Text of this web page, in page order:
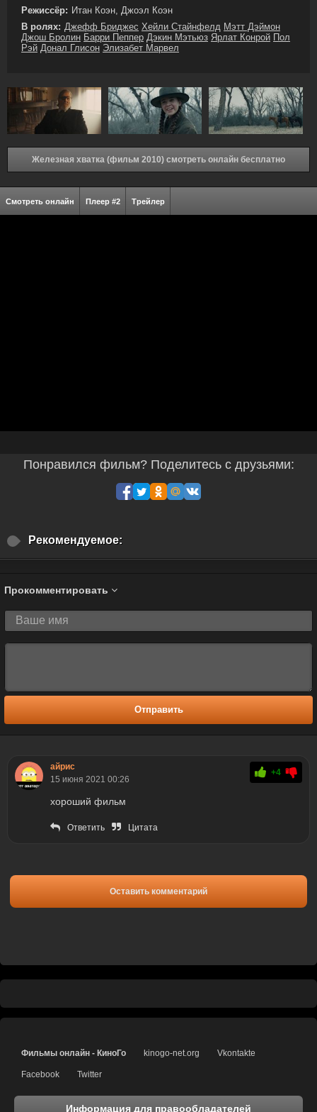
Режиссёр: Итан Коэн, Джоэл Коэн
В ролях: Джефф Бриджес Хейли Стайнфелд Мэтт Дэймон
Джош Бролин Барри Пеппер Дэкин Мэтьюз Ярлат Конрой Пол
Рэй Донал Глисон Элизабет Марвел
Железная хватка (фильм 2010) смотреть онлайн бесплатно
Смотреть онлайн Плеер #2 Трейлер
Понравился фильм? Поделитесь с друзьями:
Рекомендуемое:
Прокомментировать
Отправить
айрис
15 июня 2021 00:26
+4
хороший фильм
Ответить Цитата
Оставить комментарий
Фильмы онлайн - КиноГо kinogo-net.org Vkontakte
Facebook Twitter
Информация для правообладателей